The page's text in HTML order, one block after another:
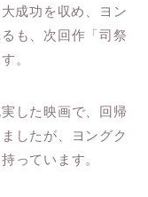
成功を収め、ヨン
も、次回作「司祭
。
した映画で、回帰
したが、ヨングク
っています。